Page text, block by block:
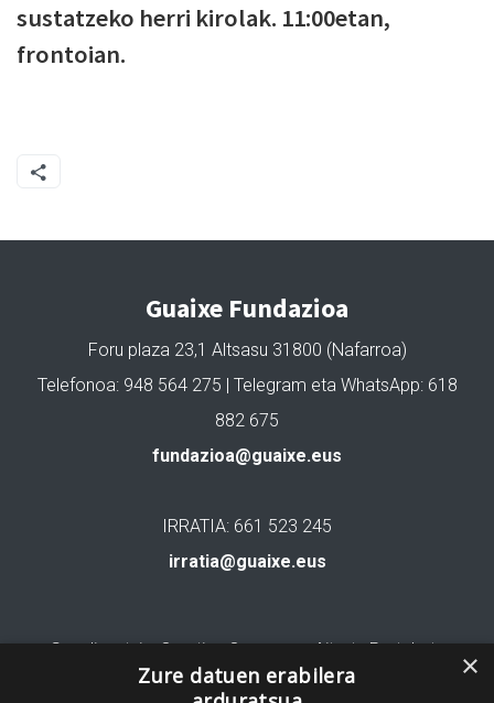
sustatzeko herri kirolak. 11:00etan,
frontoian.
Guaixe Fundazioa
Foru plaza 23,1 Altsasu 31800 (Nafarroa)
Telefonoa: 948 564 275 | Telegram eta WhatsApp: 618
882 675
fundazioa@guaixe.eus
IRRATIA: 661 523 245
irratia@guaixe.eus
Gure lizentzia: Creative Commons Aitortu Partekatu ×
Zure datuen erabilera